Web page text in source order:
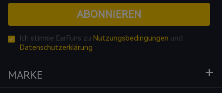
ABONNIEREN
Ich stimme EarFuns zu Nutzungsbedingungen und
Datenschutzerklärung
MARKE